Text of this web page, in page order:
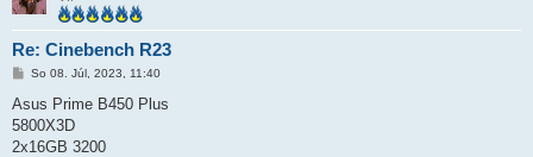
Re: Cinebench R23
P
í
p
e
So 08. Júl, 2023, 11:40
Asus Prime B450 Plus
5800X3D
2x16GB 3200